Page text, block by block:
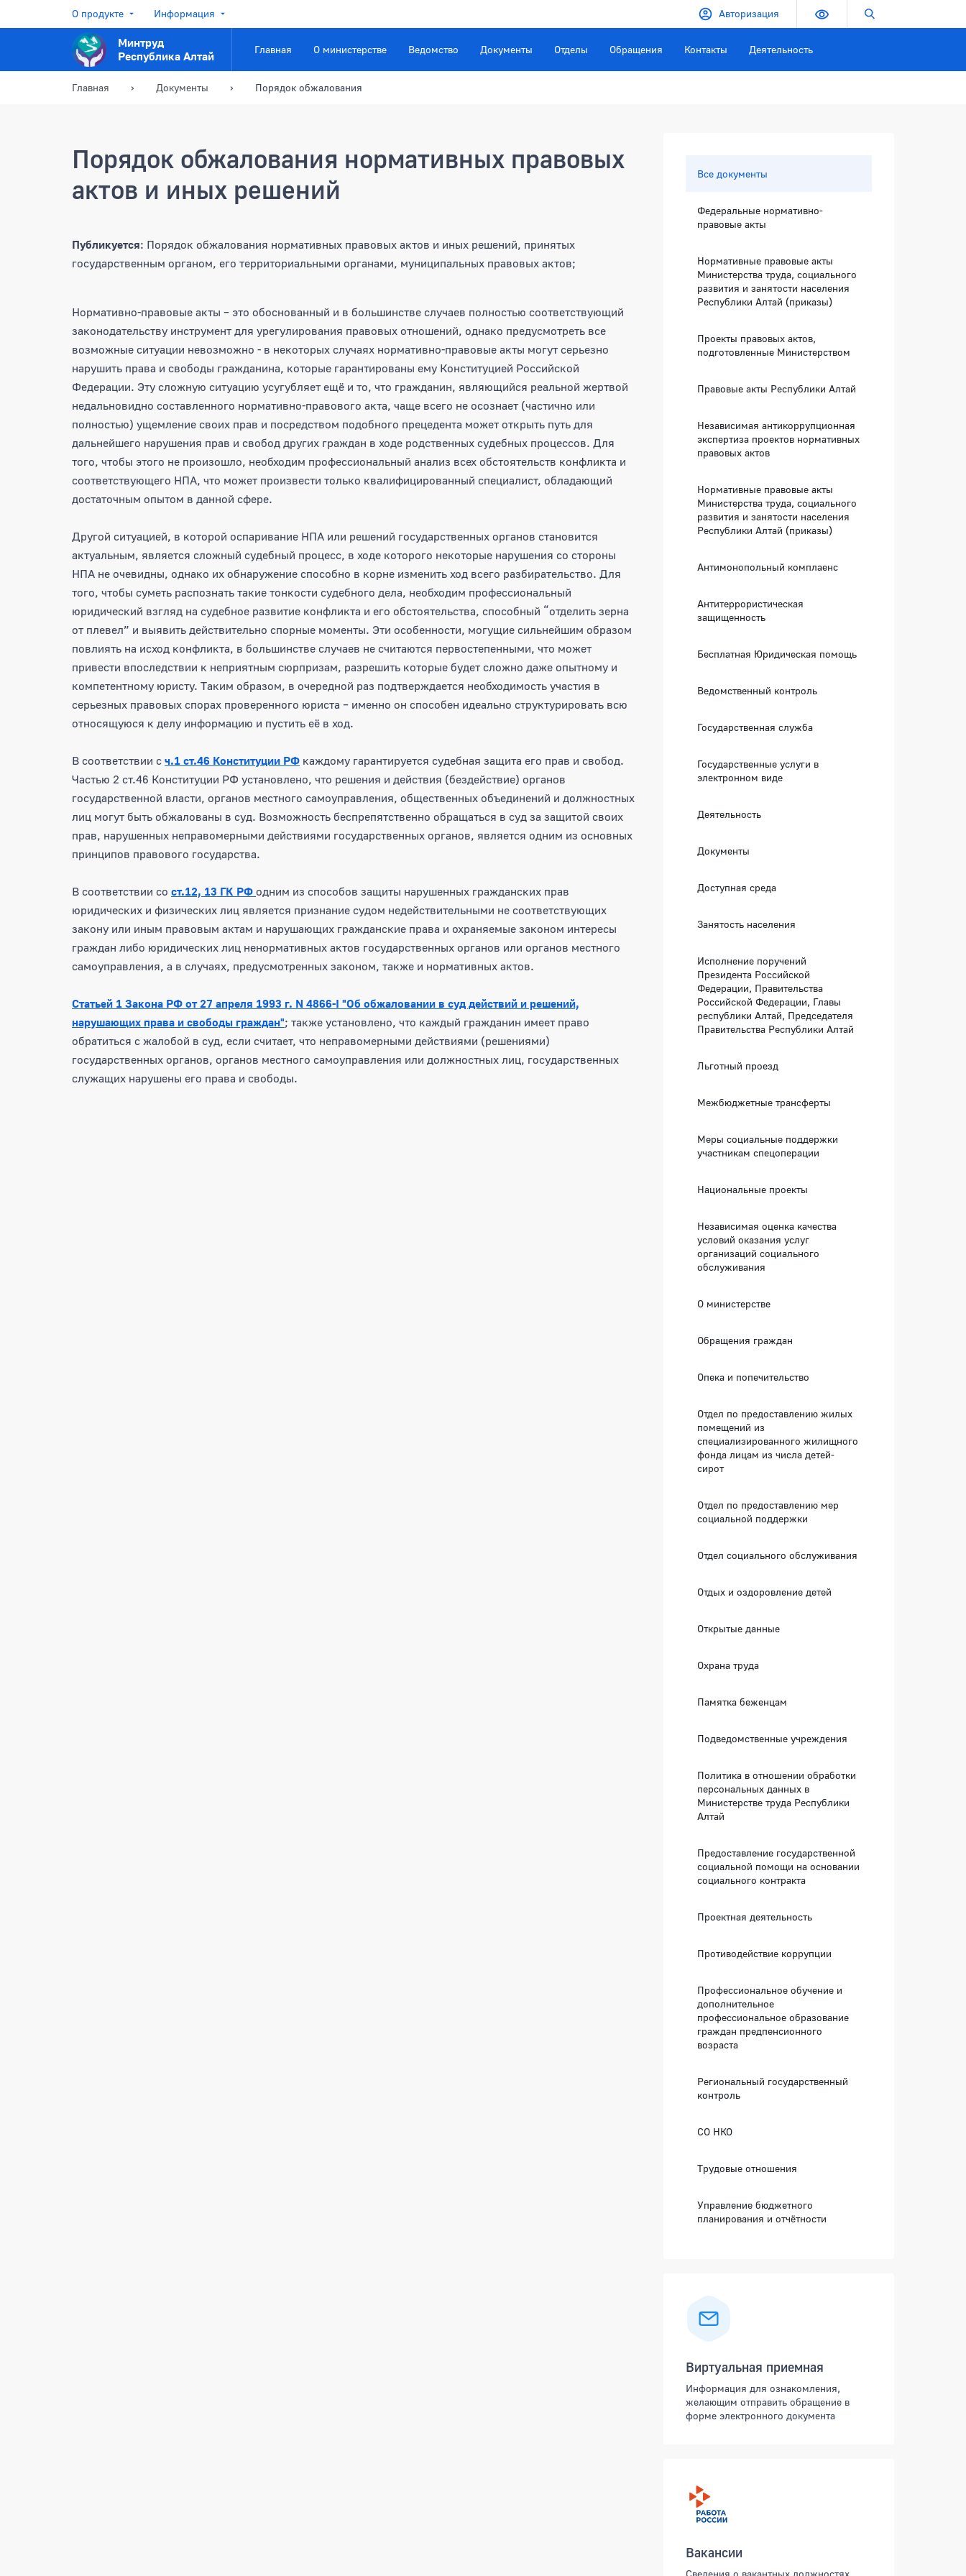
О продукте Информация Авторизация Версия для слабовидящих
Минтруд
Республика Алтай
Главная О министерстве Ведомство Документы Отделы Обращения Контакты Деятельность
Главная Документы Порядок обжалования
Порядок обжалования нормативных правовых
актов и иных решений
Публикуется: Порядок обжалования нормативных правовых актов и иных решений, принятых
государственным органом, его территориальными органами, муниципальных правовых актов;
Нормативно-правовые акты – это обоснованный и в большинстве случаев полностью соответствующий
законодательству инструмент для урегулирования правовых отношений, однако предусмотреть все
возможные ситуации невозможно - в некоторых случаях нормативно-правовые акты могут серьезно
нарушить права и свободы гражданина, которые гарантированы ему Конституцией Российской
Федерации. Эту сложную ситуацию усугубляет ещё и то, что гражданин, являющийся реальной жертвой
недальновидно составленного нормативно-правового акта, чаще всего не осознает (частично или
полностью) ущемление своих прав и посредством подобного прецедента может открыть путь для
дальнейшего нарушения прав и свобод других граждан в ходе родственных судебных процессов. Для
того, чтобы этого не произошло, необходим профессиональный анализ всех обстоятельств конфликта и
соответствующего НПА, что может произвести только квалифицированный специалист, обладающий
достаточным опытом в данной сфере.
Другой ситуацией, в которой оспаривание НПА или решений государственных органов становится
актуальным, является сложный судебный процесс, в ходе которого некоторые нарушения со стороны
НПА не очевидны, однако их обнаружение способно в корне изменить ход всего разбирательство. Для
того, чтобы суметь распознать такие тонкости судебного дела, необходим профессиональный
юридический взгляд на судебное развитие конфликта и его обстоятельства, способный “отделить зерна
от плевел” и выявить действительно спорные моменты. Эти особенности, могущие сильнейшим образом
повлиять на исход конфликта, в большинстве случаев не считаются первостепенными, что может
привести впоследствии к неприятным сюрпризам, разрешить которые будет сложно даже опытному и
компетентному юристу. Таким образом, в очередной раз подтверждается необходимость участия в
серьезных правовых спорах проверенного юриста – именно он способен идеально структурировать всю
относящуюся к делу информацию и пустить её в ход.
В соответствии с ч.1 ст.46 Конституции РФ каждому гарантируется судебная защита его прав и свобод.
Частью 2 ст.46 Конституции РФ установлено, что решения и действия (бездействие) органов
государственной власти, органов местного самоуправления, общественных объединений и должностных
лиц могут быть обжалованы в суд. Возможность беспрепятственно обращаться в суд за защитой своих
прав, нарушенных неправомерными действиями государственных органов, является одним из основных
принципов правового государства.
В соответствии со ст.12, 13 ГК РФ одним из способов защиты нарушенных гражданских прав
юридических и физических лиц является признание судом недействительными не соответствующих
закону или иным правовым актам и нарушающих гражданские права и охраняемые законом интересы
граждан либо юридических лиц ненормативных актов государственных органов или органов местного
самоуправления, а в случаях, предусмотренных законом, также и нормативных актов.
Статьей 1 Закона РФ от 27 апреля 1993 г. N 4866-I "Об обжаловании в суд действий и решений,
нарушающих права и свободы граждан"; также установлено, что каждый гражданин имеет право
обратиться с жалобой в суд, если считает, что неправомерными действиями (решениями)
государственных органов, органов местного самоуправления или должностных лиц, государственных
служащих нарушены его права и свободы.
Все документы
Федеральные нормативно-
правовые акты
Нормативные правовые акты
Министерства труда, социального
развития и занятости населения
Республики Алтай (приказы)
Проекты правовых актов,
подготовленные Министерством
Правовые акты Республики Алтай
Независимая антикоррупционная
экспертиза проектов нормативных
правовых актов
Нормативные правовые акты
Министерства труда, социального
развития и занятости населения
Республики Алтай (приказы)
Антимонопольный комплаенс
Антитеррористическая
защищенность
Бесплатная Юридическая помощь
Ведомственный контроль
Государственная служба
Государственные услуги в
электронном виде
Деятельность
Документы
Доступная среда
Занятость населения
Исполнение поручений
Президента Российской
Федерации, Правительства
Российской Федерации, Главы
республики Алтай, Председателя
Правительства Республики Алтай
Льготный проезд
Межбюджетные трансферты
Меры социальные поддержки
участникам спецоперации
Национальные проекты
Независимая оценка качества
условий оказания услуг
организаций социального
обслуживания
О министерстве
Обращения граждан
Опека и попечительство
Отдел по предоставлению жилых
помещений из
специализированного жилищного
фонда лицам из числа детей-
сирот
Отдел по предоставлению мер
социальной поддержки
Отдел социального обслуживания
Отдых и оздоровление детей
Открытые данные
Охрана труда
Памятка беженцам
Подведомственные учреждения
Политика в отношении обработки
персональных данных в
Министерстве труда Республики
Алтай
Предоставление государственной
социальной помощи на основании
социального контракта
Проектная деятельность
Противодействие коррупции
Профессиональное обучение и
дополнительное
профессиональное образование
граждан предпенсионного
возраста
Региональный государственный
контроль
СО НКО
Трудовые отношения
Управление бюджетного
планирования и отчётности
Виртуальная приемная
Информация для ознакомления,
желающим отправить обращение в
форме электронного документа
Вакансии
Сведения о вакантных должностях